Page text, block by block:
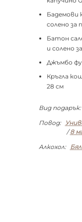
Бадемови
солено за
Батон
и солено
Джъмбо
Кръгла
28 см
Вид подарък:
Повод:
/8
Алкохол: